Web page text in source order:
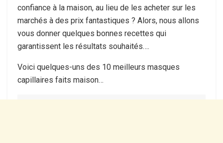
confiance à la maison, au lieu de les acheter sur les
marchés à des prix fantastiques ? Alors, nous allons
vous donner quelques bonnes recettes qui
garantissent les résultats souhaités….
Voici quelques-uns des 10 meilleurs masques
capillaires faits maison…